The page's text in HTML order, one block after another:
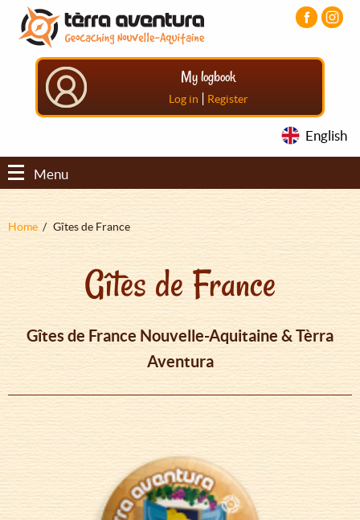
Aller
contenu
principal
Aller
menu
principal
Aller
pied
My logbook
Log in | Register
English
Menu
Fil
Home Gîtes de France
Gîtes de France
Gîtes de France Nouvelle-Aquitaine & Tèrra
Aventura